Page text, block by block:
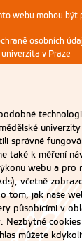
webu mohou být
osobních
v Praze
správné
také k měření
webu a pro
včetně
tom, jak naše
působícími v
Nezbytné
můžete